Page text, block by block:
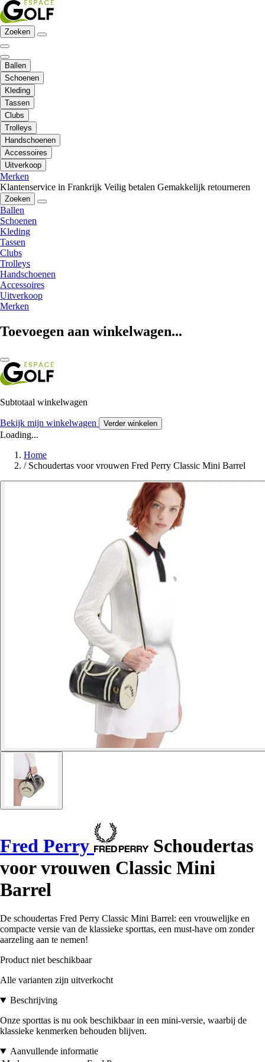
Zoeken
Ballen
Schoenen
Kleding
Tassen
Clubs
Trolleys
Handschoenen
Accessoires
Uitverkoop
Merken
Klantenservice in Frankrijk Veilig betalen Gemakkelijk retourneren
Zoeken
Ballen
Schoenen
Kleding
Tassen
Clubs
Trolleys
Handschoenen
Accessoires
Uitverkoop
Merken
Toevoegen aan winkelwagen...
Subtotaal winkelwagen
Bekijk mijn winkelwagen Verder winkelen
Loading...
Home
/ Schoudertas voor vrouwen Fred Perry Classic Mini Barrel
Fred Perry
Schoudertas
voor vrouwen Classic Mini
Barrel
De schoudertas Fred Perry Classic Mini Barrel: een vrouwelijke en
compacte versie van de klassieke sporttas, een must-have om zonder
aarzeling aan te nemen!
Product niet beschikbaar
Alle varianten zijn uitverkocht
Beschrijving
Onze sporttas is nu ook beschikbaar in een mini-versie, waarbij de
klassieke kenmerken behouden blijven.
Aanvullende informatie